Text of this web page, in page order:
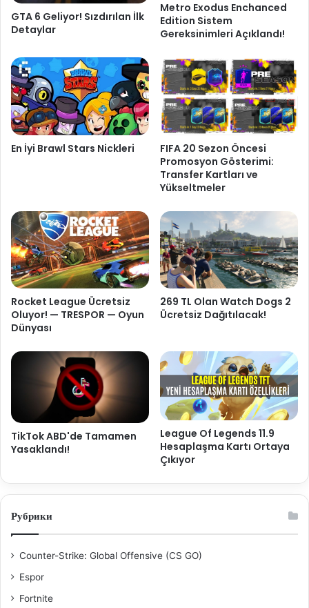
GTA 6 Geliyor! Sızdırılan İlk
Detaylar
Metro Exodus Enchanced
Edition Sistem
Gereksinimleri Açıklandı!
En İyi Brawl Stars Nickleri
FIFA 20 Sezon Öncesi
Promosyon Gösterimi:
Transfer Kartları ve
Yükseltmeler
Rocket League Ücretsiz
Oluyor! — TRESPOR — Oyun
Dünyası
269 TL Olan Watch Dogs 2
Ücretsiz Dağıtılacak!
TikTok ABD'de Tamamen
Yasaklandı!
League Of Legends 11.9
Hesaplaşma Kartı Ortaya
Çıkıyor
Рубрики
Counter-Strike: Global Offensive (CS GO)
Espor
Fortnite